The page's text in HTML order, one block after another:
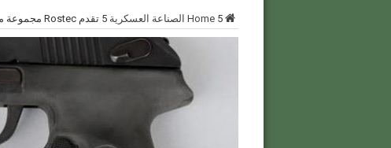
Home5 الصناعة العسكرية 5 تقدم Rostec مجموعة من مسدسات Udav نصف الآلية في ARMY-2019